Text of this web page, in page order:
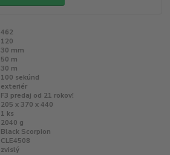
462
120
30 mm
50 m
30 m
100 sekúnd
exteriér
F3 predaj od 21 rokov!
205 x 370 x 440
1 ks
2040 g
Black Scorpion
CLE4508
zvislý